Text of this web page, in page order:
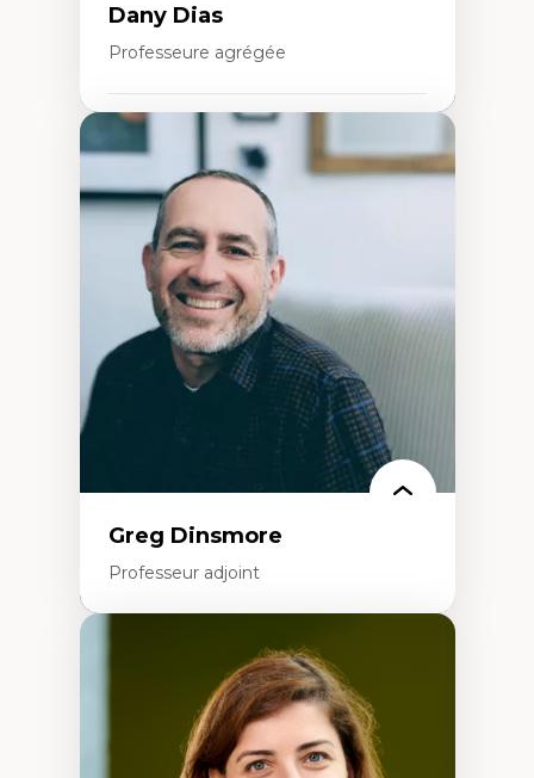
Dany Dias
Professeure agrégée
Pédagogies critiques et justice sociale
Éthique relationnelle et sollicitude en
éducation
Décolonisation et autochtonisation de la
formation à l’enseignement
Littératie et didactique du français
Éducation inclusive
Formation à l’enseignement en contexte
francophone minoritaire
Identité linguistique et culturelle
Recherche-action et approches
participatives
Leadership éducatif et pratiques réflexives
Éducation durable et bien-être en
Greg Dinsmore
Professeur adjoint
Fragmentation des auditoires médiatiques
Analyse multi-plateforme des auditoires
médiatiques
Analyse des comportements numériques à
travers les données massives et l’IA